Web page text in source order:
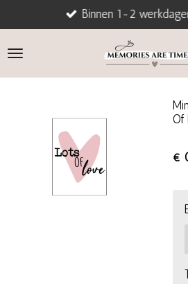
direct
naar
Binnen 1-2
Of
€